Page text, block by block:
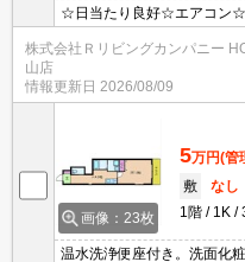
☆日当たり良好☆エアコン
株式会社Ｒリビングカンパニー
山店
情報更新日 2026/08/09
画像：23枚
5万円(管
敷
なし
1階
1K
温水洗浄便座付き。洗面化